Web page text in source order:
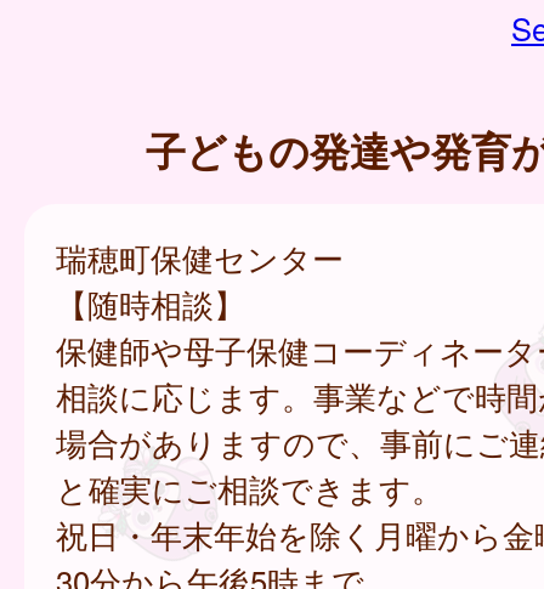
子どもの発達や発育
瑞穂町保健センター
【随時相談】
保健師や母子保健コーディネー
相談に応じます。事業などで時
場合がありますので、事前にご
と確実にご相談できます。
祝日・年末年始を除く月曜から